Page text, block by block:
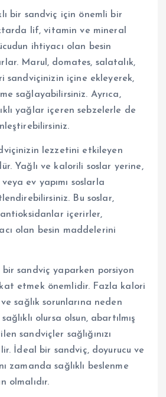
bir sandviç için önemli bir
lif, vitamin ve mineral
ihtiyacı olan besin
Marul, domates, salatalık,
sandviçinizin içine ekleyerek,
sağlayabilirsiniz. Ayrıca,
yağlar içeren sebzelerle de
lezzetini etkileyen
Yağlı ve kalorili soslar yerine,
ev yapımı soslarla
Bu soslar,
içerirler,
olan besin maddelerini
sandviç yaparken porsiyon
etmek önemlidir. Fazla kalori
ve sağlık sorunlarına neden
olursa olsun, abartılmış
sandviçler sağlığınızı
İdeal bir sandviç, doyurucu ve
zamanda sağlıklı beslenme
olmalıdır.